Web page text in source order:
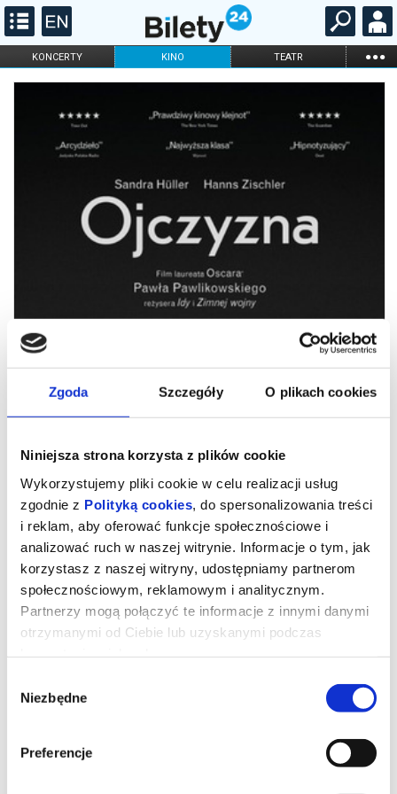
Zgoda Szczegóły O plikach cookies
Niniejsza strona korzysta z plików cookie
Wykorzystujemy pliki cookie w celu realizacji usług
zgodnie z Polityką cookies , do spersonalizowania treści
i reklam, aby oferować funkcje społecznościowe i
analizować ruch w naszej witrynie. Informacje o tym, jak
korzystasz z naszej witryny, udostępniamy partnerom
społecznościowym, reklamowym i analitycznym.
Partnerzy mogą połączyć te informacje z innymi danymi
otrzymanymi od Ciebie lub uzyskanymi podczas
zgody
Niezbędne
Preferencje
KONCERTY KINO TEATR ...
FILHARMONIA OPERA I BALET
DLA DZIECI
ONLINE KARNETY
OJCZYZNA
„Ojczyzna" opowiada o relacji między Thomasem Mannem
a jego córką Eriką (Sandra Hüller) – aktorką i pisarką. Akcja
rozgrywa się w szczytowym okresie zimnej wojny. Ojciec i córka
wyruszają w trudną, pełną emocji podróż czarnym Buickiem przez